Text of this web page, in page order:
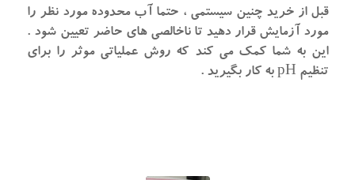
قبل از خرید چنین سیستمی ، حتما آب محدوده مورد نظر را
مورد آزمایش قرار دهید تا ناخالصی های حاضر تعیین شود .
این به شما کمک می کند که روش عملیاتی موثر را برای
تنظیم pH به کار بگیرید .